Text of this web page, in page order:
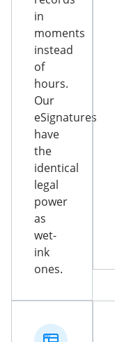
in
moments
instead
of
hours.
Our
eSignatures
have
the
identical
legal
power
as
wet-
ink
ones.